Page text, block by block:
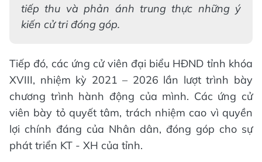
tiếp thu và phản ánh trung thực những ý
kiến cử tri đóng góp.
Tiếp đó, các ứng cử viên đại biểu HĐND tỉnh khóa
XVIII, nhiệm kỳ 2021 – 2026 lần lượt trình bày
chương trình hành động của mình. Các ứng cử
viên bày tỏ quyết tâm, trách nhiệm cao vì quyền
lợi chính đáng của Nhân dân, đóng góp cho sự
phát triển KT - XH của tỉnh.